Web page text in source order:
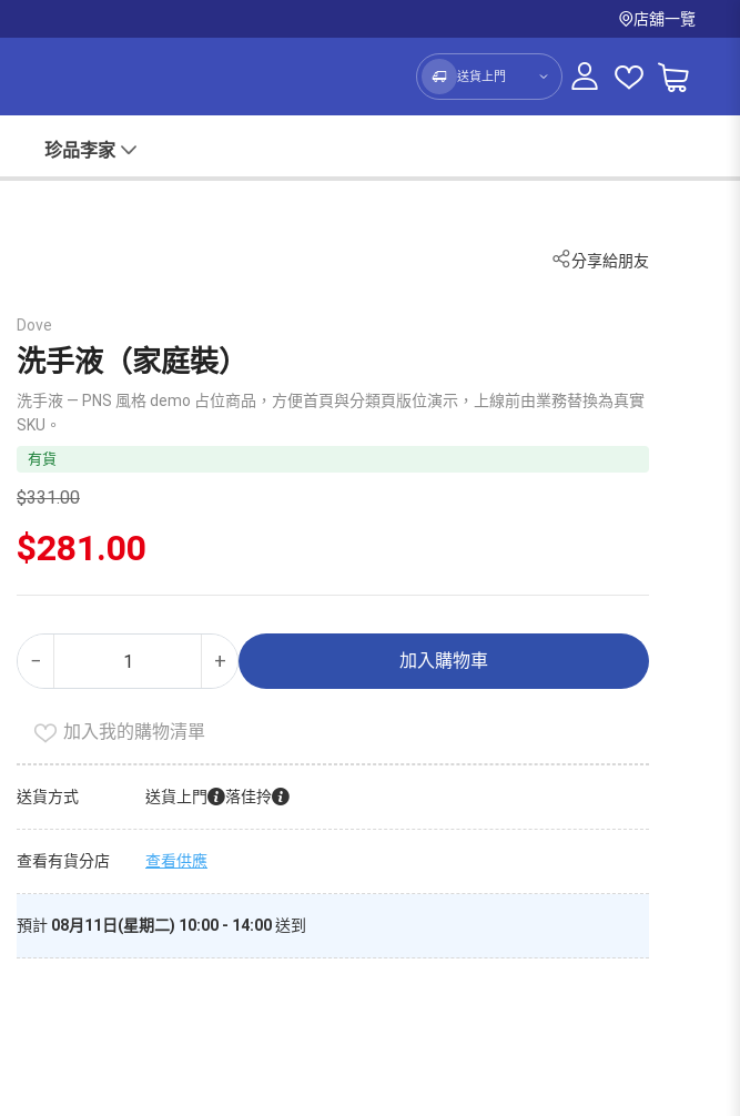
店舖一覽
送貨上門
珍品李家
分享給朋友
Dove
洗手液（家庭裝）
洗手液 — PNS 風格 demo 占位商品，方便首頁與分類頁版位演示，上線前由業務替換為真實
SKU。
有貨
$331.00
原
始
$331.00。
$281.00
價
格：
$281.00。
−
洗
手
（家
庭
裝）
+ 加入購物車
Alternative:
加入我的購物清單
送貨方式 送貨上門 落佳拎
查看有貨分店 查看供應
預計 08月11日(星期二) 10:00 - 14:00送到